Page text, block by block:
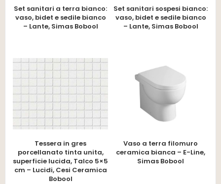
Set sanitari a terra bianco:
vaso, bidet e sedile bianco
– Lante, Simas Bobool
Set sanitari sospesi bianco:
vaso, bidet e sedile bianco
– Lante, Simas Bobool
Tessera in gres
porcellanato tinta unita,
superficie lucida, Talco 5×5
cm – Lucidi, Cesi Ceramica
Bobool
Vaso a terra filomuro
ceramica bianca – E-Line,
Simas Bobool